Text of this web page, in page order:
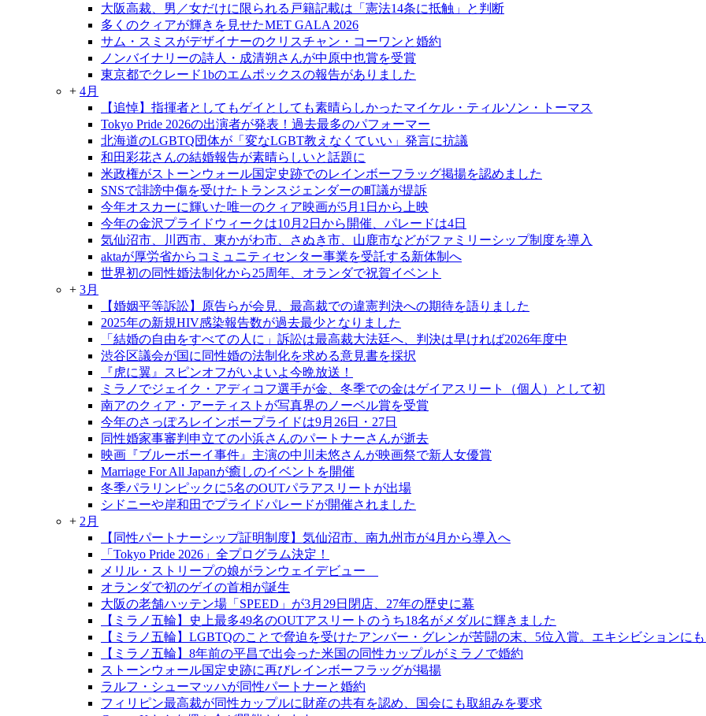
大阪高裁、男／女だけに限られる戸籍記載は「憲法14条に抵触」と判断
多くのクィアが輝きを見せたMET GALA 2026
サム・スミスがデザイナーのクリスチャン・コーワンと婚約
ノンバイナリーの詩人・成清朔さんが中原中也賞を受賞
東京都でクレード1bのエムポックスの報告がありました
+ 4月
【追悼】指揮者としてもゲイとしても素晴らしかったマイケル・ティルソン・トーマス
Tokyo Pride 2026の出演者が発表！過去最多のパフォーマー
北海道のLGBTQ団体が「変なLGBT教えなくていい」発言に抗議
和田彩花さんの結婚報告が素晴らしいと話題に
米政権がストーンウォール国定史跡でのレインボーフラッグ掲揚を認めました
SNSで誹謗中傷を受けたトランスジェンダーの町議が提訴
今年オスカーに輝いた唯一のクィア映画が5月1日から上映
今年の金沢プライドウィークは10月2日から開催、パレードは4日
気仙沼市、川西市、東かがわ市、さぬき市、山鹿市などがファミリーシップ制度を導入
aktaが厚労省からコミュニティセンター事業を受託する新体制へ
世界初の同性婚法制化から25周年、オランダで祝賀イベント
+ 3月
【婚姻平等訴訟】原告らが会見、最高裁での違憲判決への期待を語りました
2025年の新規HIV感染報告数が過去最少となりました
「結婚の自由をすべての人に」訴訟は最高裁大法廷へ、判決は早ければ2026年度中
渋谷区議会が国に同性婚の法制化を求める意見書を採択
『虎に翼』スピンオフがいよいよ今晩放送！
ミラノでジェイク・アディコフ選手が金、冬季での金はゲイアスリート（個人）として初
南アのクィア・アーティストが写真界のノーベル賞を受賞
今年のさっぽろレインボープライドは9月26日・27日
同性婚家事審判申立ての小浜さんのパートナーさんが逝去
映画『ブルーボーイ事件』主演の中川未悠さんが映画祭で新人女優賞
Marriage For All Japanが癒しのイベントを開催
冬季パラリンピックに5名のOUTパラアスリートが出場
シドニーや岸和田でプライドパレードが開催されました
+ 2月
【同性パートナーシップ証明制度】気仙沼市、南九州市が4月から導入へ
「Tokyo Pride 2026」全プログラム決定！
メリル・ストリープの娘がランウェイデビュー
オランダで初のゲイの首相が誕生
大阪の老舗ハッテン場「SPEED」が3月29日閉店、27年の歴史に幕
【ミラノ五輪】史上最多49名のOUTアスリートのうち18名がメダルに輝きました
【ミラノ五輪】LGBTQのことで脅迫を受けたアンバー・グレンが苦闘の末、5位入賞。エキシビションに
【ミラノ五輪】8年前の平昌で出会った米国の同性カップルがミラノで婚約
ストーンウォール国定史跡に再びレインボーフラッグが掲揚
ラルフ・シューマッハが同性パートナーと婚約
フィリピン最高裁が同性カップルに財産の共有を認め、国会にも取組みを要求